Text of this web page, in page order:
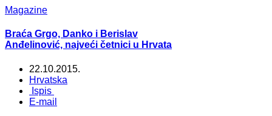
Magazine
Braća Grgo, Danko i Berislav
Anđelinović, najveći četnici u Hrvata
22.10.2015.
Hrvatska
Ispis
E-mail